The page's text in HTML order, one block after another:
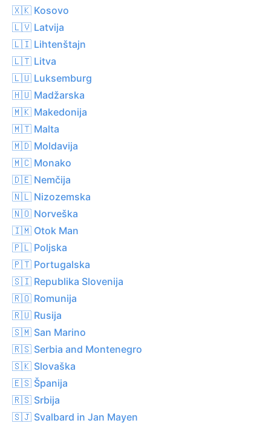
🇽🇰 Kosovo
🇱🇻 Latvija
🇱🇮 Lihtenštajn
🇱🇹 Litva
🇱🇺 Luksemburg
🇭🇺 Madžarska
🇲🇰 Makedonija
🇲🇹 Malta
🇲🇩 Moldavija
🇲🇨 Monako
🇩🇪 Nemčija
🇳🇱 Nizozemska
🇳🇴 Norveška
🇮🇲 Otok Man
🇵🇱 Poljska
🇵🇹 Portugalska
🇸🇮 Republika Slovenija
🇷🇴 Romunija
🇷🇺 Rusija
🇸🇲 San Marino
🇷🇸 Serbia and Montenegro
🇸🇰 Slovaška
🇪🇸 Španija
🇷🇸 Srbija
🇸🇯 Svalbard in Jan Mayen